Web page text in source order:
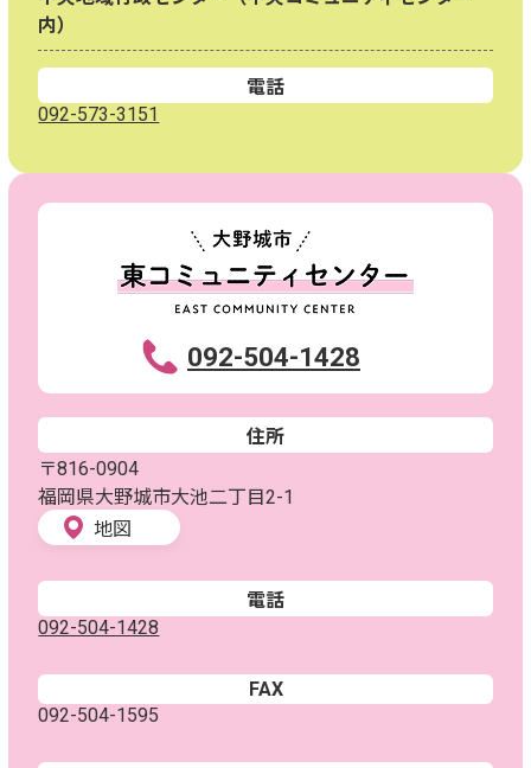
内）
電話
092-573-3151
092-504-1428
住所
〒816-0904
福岡県大野城市大池二丁目2-1
地図
電話
092-504-1428
FAX
092-504-1595